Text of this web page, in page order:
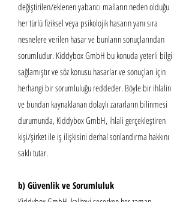
değiştirilen/eklenen yabancı malların neden olduğu
her türlü fiziksel veya psikolojik hasarın yanı sıra
nesnelere verilen hasar ve bunların sonuçlarından
sorumludur. Kiddybox GmbH bu konuda yeterli bilgi
sağlamıştır ve söz konusu hasarlar ve sonuçları için
herhangi bir sorumluluğu reddeder. Böyle bir ihlalin
ve bundan kaynaklanan dolaylı zararların bilinmesi
durumunda, Kiddybox GmbH, ihlali gerçekleştiren
kişi/şirket ile iş ilişkisini derhal sonlandırma hakkını
saklı tutar.
b) Güvenlik ve Sorumluluk